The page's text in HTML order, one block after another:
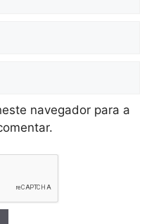
navegador para a